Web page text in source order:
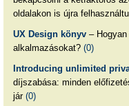
oldalakon is újra
UX Design könyv– Hogyan
alkalmazásokat? (0)
Introducing unlimited
díjszabása: minden
jár (0)